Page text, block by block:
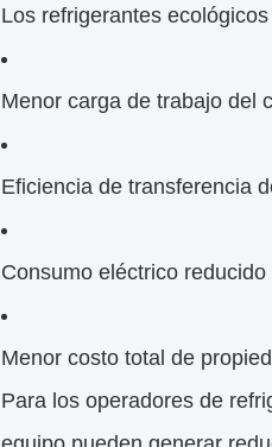
Los refrigerantes
Menor carga de trabajo del
Eficiencia de transferencia
Consumo eléctrico reducido
Menor costo total de
Para los operadores de